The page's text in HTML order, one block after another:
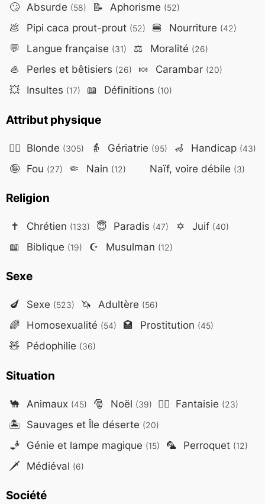
🙄 Absurde (58) 📝 Aphorisme (52)
💩 Pipi caca prout-prout (52) 🍔 Nourriture (42)
💬 Langue française (31) ⚖️ Moralité (26)
🦪 Perles et bêtisiers (26) 🍬 Carambar (20)
💥 Insultes (17) 📖 Définitions (10)
Attribut physique
👱‍♀️ Blonde (305) 👵 Gériatrie (95) 🦽 Handicap (43)
🤪 Fou (27) 🤏 Nain (12) Naïf, voire débile (3)
Religion
✝️ Chrétien (133) 😇 Paradis (47) ✡️ Juif (40)
📖 Biblique (19) ☪️ Musulman (12)
Sexe
🍆 Sexe (523) 🦄 Adultère (56)
🌈 Homosexualité (54) 🏩 Prostitution (45)
🧸 Pédophilie (36)
Situation
🐪 Animaux (45) 🎅 Noël (39) 🧙‍♂️ Fantaisie (23)
🏝️ Sauvages et Île déserte (20)
🧞 Génie et lampe magique (15) 🦜 Perroquet (12)
🗡️ Médiéval (6)
Société